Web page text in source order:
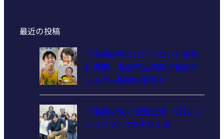
最近の投稿
「普通の祭りに行けない」家族
に笑顔 名張市立病院で食物ア
レルギー配慮の夏祭り
「名張少女」復活公演 9日にシ
ェイクスピア2作品上演